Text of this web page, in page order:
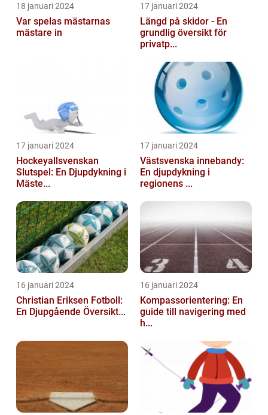
18 januari 2024
Var spelas mästarnas
mästare in
17 januari 2024
Längd på skidor - En
grundlig översikt för
privatp...
17 januari 2024
Hockeyallsvenskan
Slutspel: En Djupdykning i
Mäste...
17 januari 2024
Västsvenska innebandy:
En djupdykning i
regionens ...
16 januari 2024
Christian Eriksen Fotboll:
En Djupgående Översikt...
16 januari 2024
Kompassorientering: En
guide till navigering med
h...